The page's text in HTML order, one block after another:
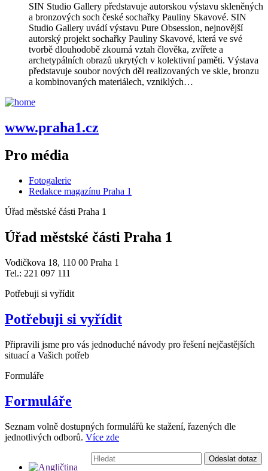
SIN Studio Gallery představuje autorskou výstavu skleněných
a bronzových soch české sochařky Pauliny Skavové. SIN
Studio Gallery uvádí výstavu Pure Obsession, nejnovější
autorský projekt sochařky Pauliny Skavové, která ve své
tvorbě dlouhodobě zkoumá vztah člověka, zvířete a
archetypálních obrazů ukrytých v kolektivní paměti. Výstava
představuje soubor nových děl realizovaných ve skle, bronzu
a kombinovaných materiálech, vzniklých…
www.praha1.cz
Pro média
Fotogalerie
Redakce magazínu Praha 1
Úřad městské části Praha 1
Úřad městské části Praha 1
Vodičkova 18, 110 00 Praha 1
Tel.: 221 097 111
Potřebuji si vyřídit
Potřebuji si vyřídit
Připravili jsme pro vás jednoduché návody pro řešení nejčastějších
situací a Vašich potřeb
Formuláře
Formuláře
Seznam volně dostupných formulářů ke stažení, řazených dle
jednotlivých odborů. Více zde
Vyhledávání:
Odeslat dotaz